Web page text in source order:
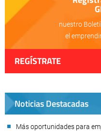
nuestro
el
REGÍSTRATE
Noticias Destacadas
Más oportunidades para